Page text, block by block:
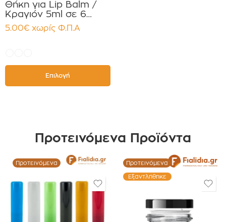
Θήκη για Lip Balm /
Κραγιόν 5ml σε 6
χρώματα Πακέτο
10τεμ.
5.00€ χωρίς Φ.Π.Α
Επιλογή
Προτεινόμενα Προϊόντα
Προτεινόμενα Προτεινόμενα
Εξαντλήθηκε